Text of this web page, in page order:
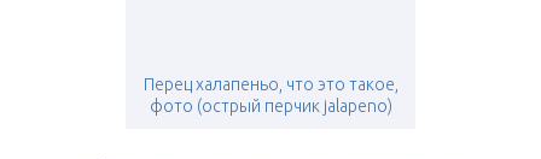
Перец халапеньо, что это такое,
фото (острый перчик jalapeno)